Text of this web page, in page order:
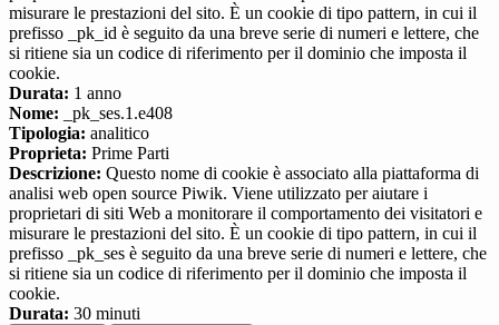
misurare le prestazioni del sito. È un cookie di tipo pattern, in cui il
prefisso _pk_id è seguito da una breve serie di numeri e lettere, che
si ritiene sia un codice di riferimento per il dominio che imposta il
cookie.
Durata: 1 anno
Nome: _pk_ses.1.e408
Tipologia: analitico
Proprieta: Prime Parti
Descrizione: Questo nome di cookie è associato alla piattaforma di
analisi web open source Piwik. Viene utilizzato per aiutare i
proprietari di siti Web a monitorare il comportamento dei visitatori e
misurare le prestazioni del sito. È un cookie di tipo pattern, in cui il
prefisso _pk_ses è seguito da una breve serie di numeri e lettere, che
si ritiene sia un codice di riferimento per il dominio che imposta il
cookie.
Durata: 30 minuti